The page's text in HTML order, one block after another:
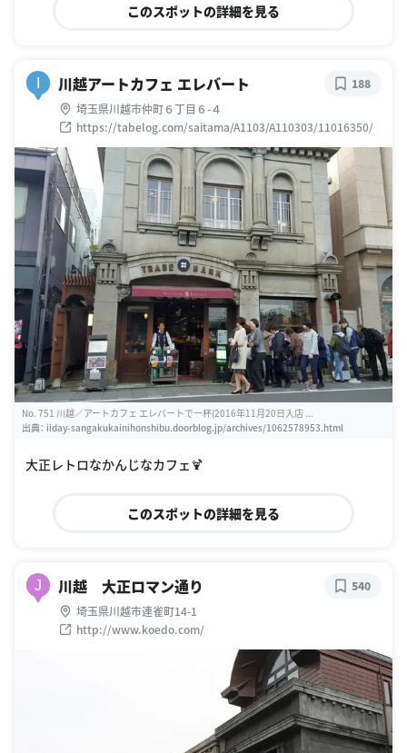
このスポットの詳細を見る
I 川越アートカフェ エレバート
埼玉県川越市仲町６丁目６-４
https://tabelog.com/saitama/A1103/A110303/11016350/
188
No. 751 川越／アートカフェ エレバートで一杯(2016年11月20日入店 ...
出典： iiday-sangakukainihonshibu.doorblog.jp/archives/1062578953.html
大正レトロなかんじなカフェ🍹
このスポットの詳細を見る
J 川越 大正ロマン通り
埼玉県川越市連雀町14-1
http://www.koedo.com/
540